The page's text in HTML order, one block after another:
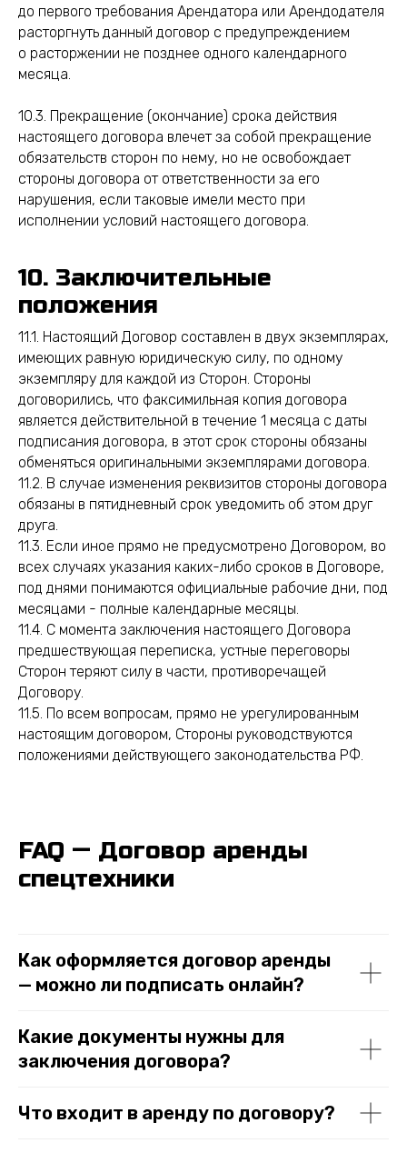
до первого требования Арендатора или Арендодателя
расторгнуть данный договор с предупреждением
о расторжении не позднее одного календарного
месяца.
10.3. Прекращение (окончание) срока действия
настоящего договора влечет за собой прекращение
обязательств сторон по нему, но не освобождает
стороны договора от ответственности за его
нарушения, если таковые имели место при
исполнении условий настоящего договора.
10. Заключительные
положения
11.1. Настоящий Договор составлен в двух экземплярах,
имеющих равную юридическую силу, по одному
экземпляру для каждой из Сторон. Стороны
договорились, что факсимильная копия договора
является действительной в течение 1 месяца с даты
подписания договора, в этот срок стороны обязаны
обменяться оригинальными экземплярами договора.
11.2. В случае изменения реквизитов стороны договора
обязаны в пятидневный срок уведомить об этом друг
друга.
11.3. Если иное прямо не предусмотрено Договором, во
всех случаях указания каких-либо сроков в Договоре,
под днями понимаются официальные рабочие дни, под
месяцами - полные календарные месяцы.
11.4. С момента заключения настоящего Договора
предшествующая переписка, устные переговоры
Сторон теряют силу в части, противоречащей
Договору.
11.5. По всем вопросам, прямо не урегулированным
настоящим договором, Стороны руководствуются
положениями действующего законодательства РФ.
FAQ — Договор аренды
спецтехники
Как оформляется договор аренды
— можно ли подписать онлайн?
Какие документы нужны для
заключения договора?
Что входит в аренду по договору?